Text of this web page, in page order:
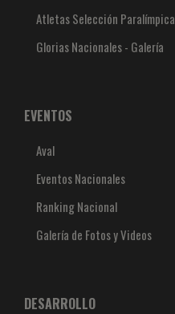
Atletas Selección Paralímpica
Glorias Nacionales - Galería
EVENTOS
Aval
Eventos Nacionales
Ranking Nacional
Galería de Fotos y Videos
DESARROLLO